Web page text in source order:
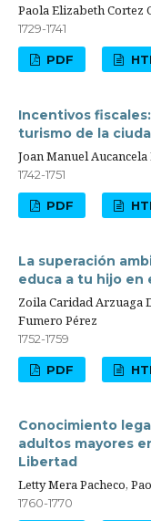
Paola Elizabeth Cortez
1729-1741
PDF
Incentivos
turismo de la
Joan Manuel
1742-1751
PDF
La superación
educa a tu hijo en
Zoila Caridad Arzuaga
Fumero Pérez
1752-1759
PDF
Conocimiento
adultos mayores
Libertad
Letty Mera Pacheco,
1760-1770